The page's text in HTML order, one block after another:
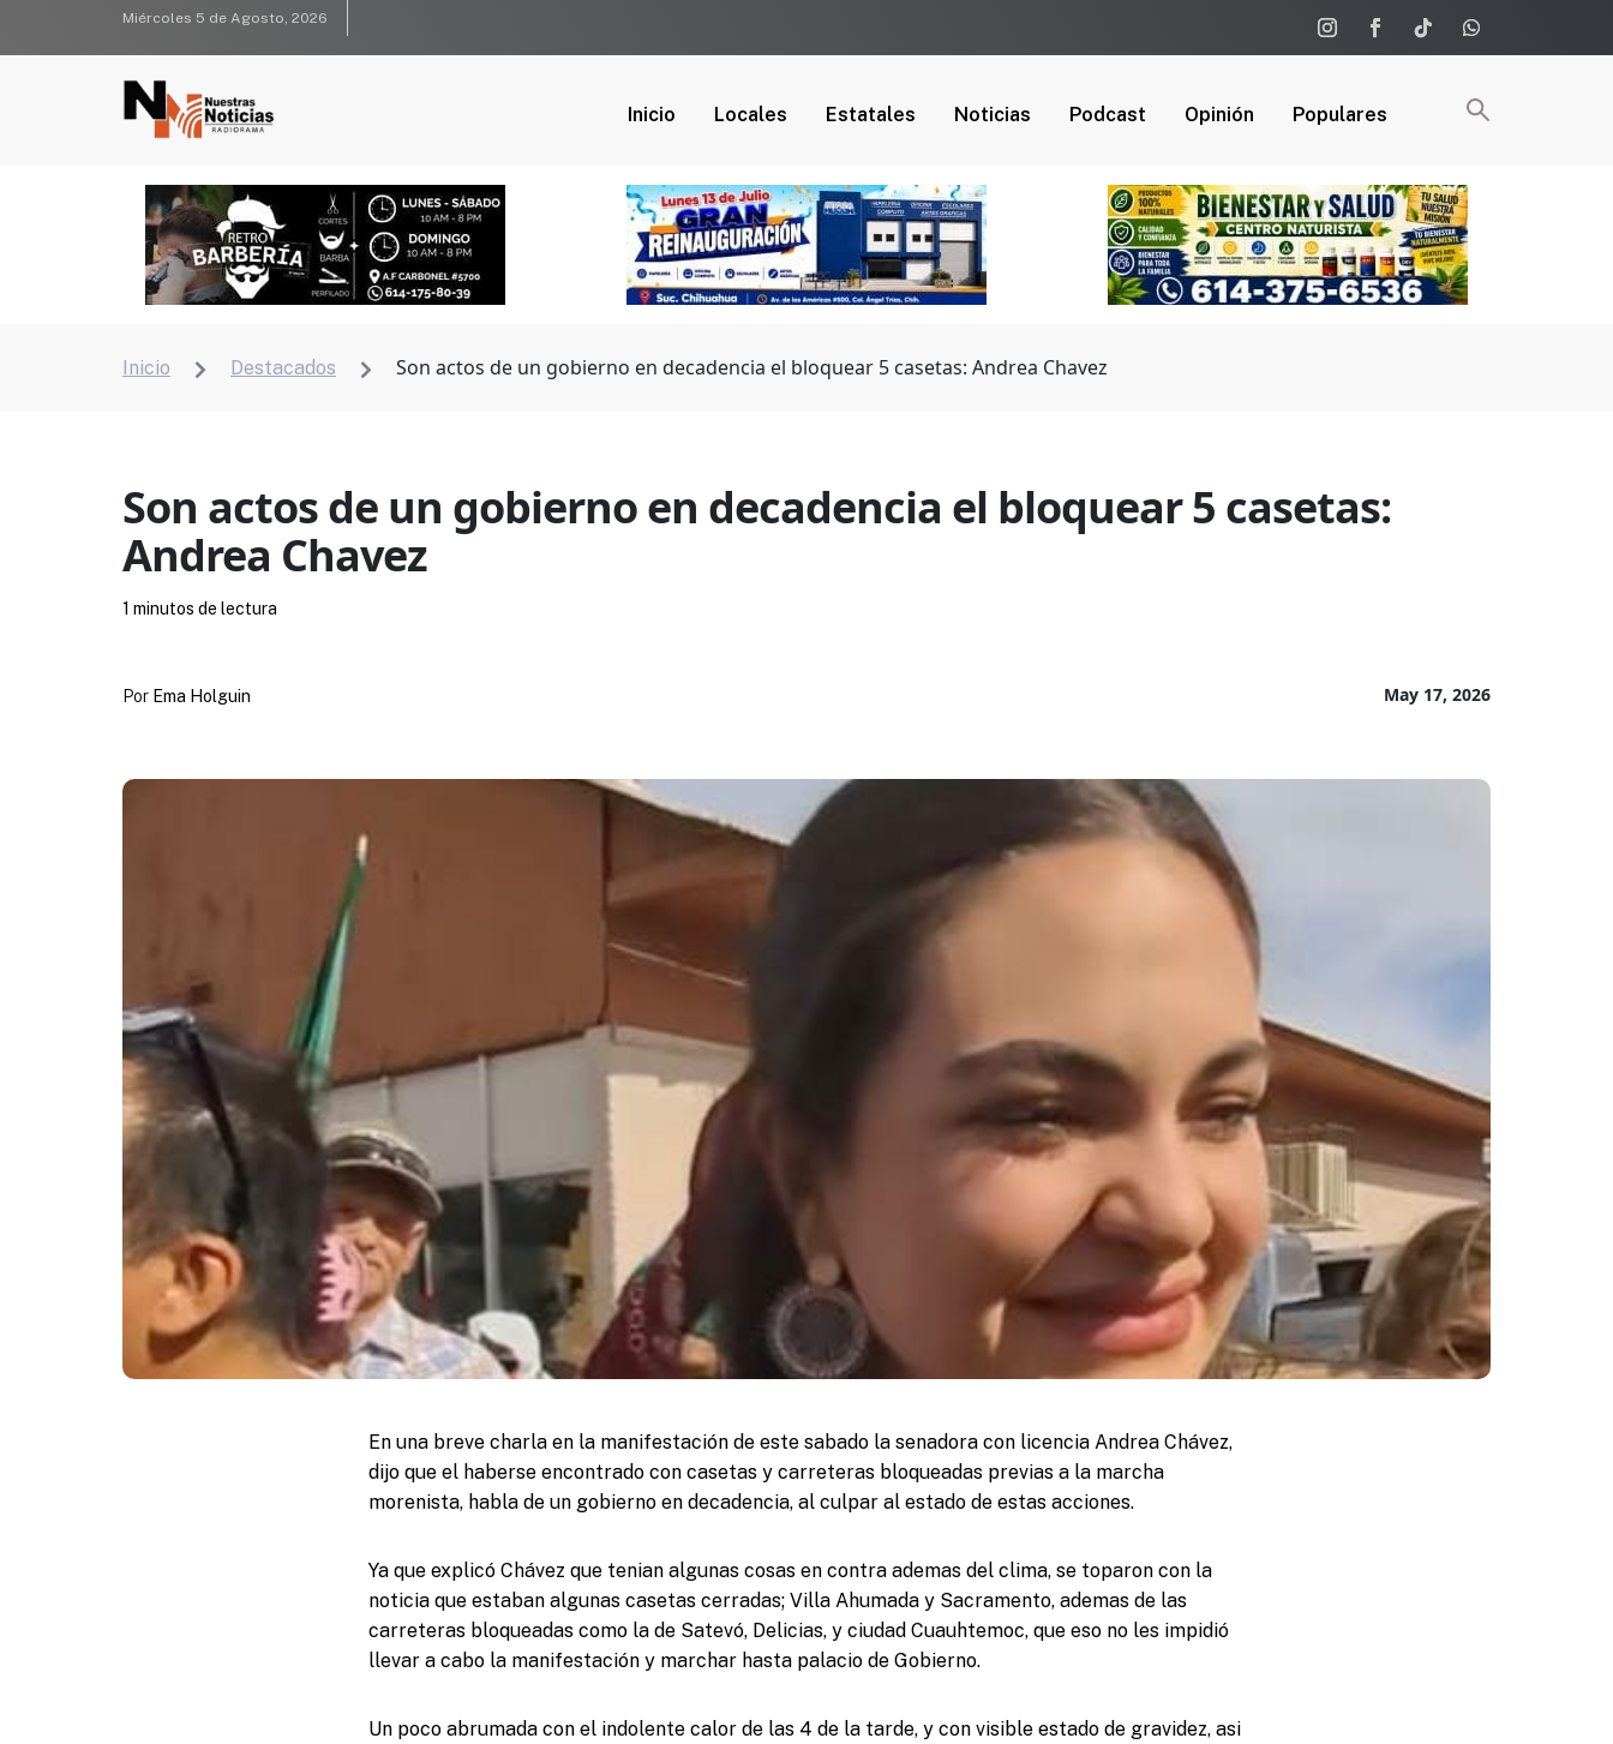
Miércoles 5 de Agosto, 2026
Inicio Locales Estatales Noticias Podcast Opinión Populares
Inicio  Destacados  Son actos de un gobierno en decadencia el bloquear 5 casetas: Andrea Chavez
Son actos de un gobierno en decadencia el bloquear 5 casetas:
Andrea Chavez
May 17, 2026
Por Ema Holguin
1 minutos de lectura
En una breve charla en la manifestación de este sabado la senadora con licencia Andrea Chávez,
dijo que el haberse encontrado con casetas y carreteras bloqueadas previas a la marcha
morenista, habla de un gobierno en decadencia, al culpar al estado de estas acciones.
Ya que explicó Chávez que tenian algunas cosas en contra ademas del clima, se toparon con la
noticia que estaban algunas casetas cerradas; Villa Ahumada y Sacramento, ademas de las
carreteras bloqueadas como la de Satevó, Delicias, y ciudad Cuauhtemoc, que eso no les impidió
llevar a cabo la manifestación y marchar hasta palacio de Gobierno.
Un poco abrumada con el indolente calor de las 4 de la tarde, y con visible estado de gravidez, asi